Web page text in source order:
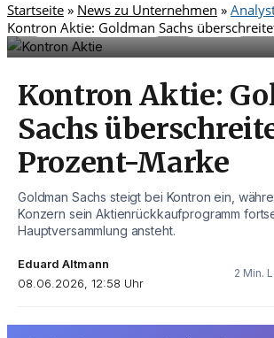
Startseite » News zu Unternehmen »
Kontron Aktie: Goldman Sachs
Analystenstimmen , TecDAX
Kontron Aktie:
Sachs
Prozent-Marke
Goldman Sachs steigt bei Kontron ein,
Konzern sein Aktienrückkaufprogramm
Hauptversammlung ansteht.
Eduard Altmann
08.06.2026, 12:58 Uhr
2 Min.